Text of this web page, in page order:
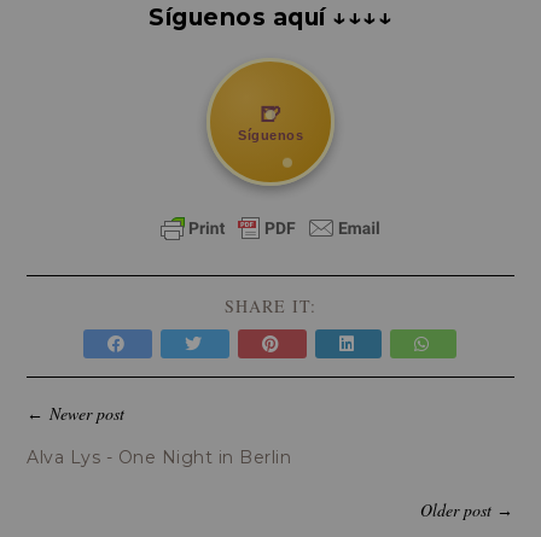
Síguenos aquí ↓↓↓↓
🍺
Síguenos
SHARE IT:
←Newer post
Alva Lys - One Night in Berlin
Older post→